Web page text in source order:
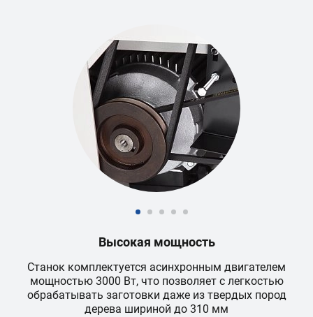
Высокая мощность
Станок комплектуется асинхронным двигателем
мощностью 3000 Вт, что позволяет с легкостью
обрабатывать заготовки даже из твердых пород
дерева шириной до 310 мм